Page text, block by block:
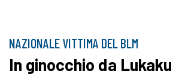
NAZIONALE VITTIMA DEL BLM
In ginocchio da Lukaku